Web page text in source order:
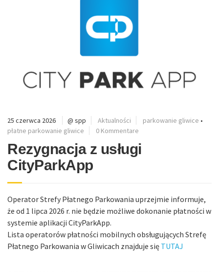
25 czerwca 2026 @ spp Aktualności parkowanie gliwice •
płatne parkowanie gliwice
0 Kommentare
Rezygnacja z usługi
CityParkApp
Operator Strefy Płatnego Parkowania uprzejmie informuje,
że od 1 lipca 2026 r. nie będzie możliwe dokonanie płatności w
systemie aplikacji CityParkApp.
Lista operatorów płatności mobilnych obsługujących Strefę
Płatnego Parkowania w Gliwicach znajduje się TUTAJ